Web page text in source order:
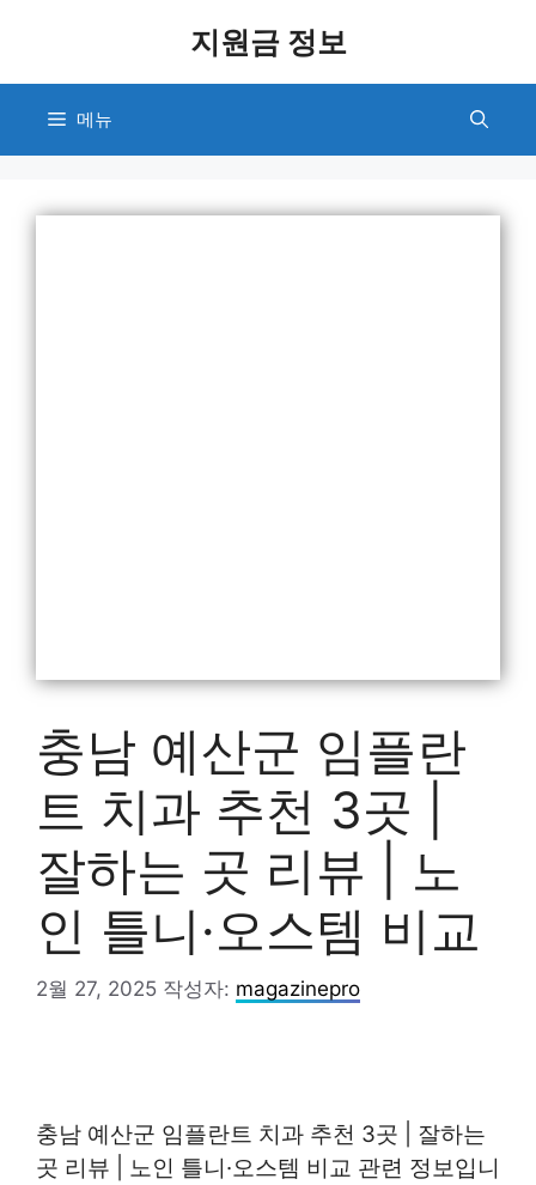
너
지원금 정보
메뉴
충남 예산군 임플란
트 치과 추천 3곳 |
잘하는 곳 리뷰 | 노
인 틀니·오스템 비교
2월 27, 2025 작성자: magazinepro
충남 예산군 임플란트 치과 추천 3곳 | 잘하는
곳 리뷰 | 노인 틀니·오스템 비교 관련 정보입니